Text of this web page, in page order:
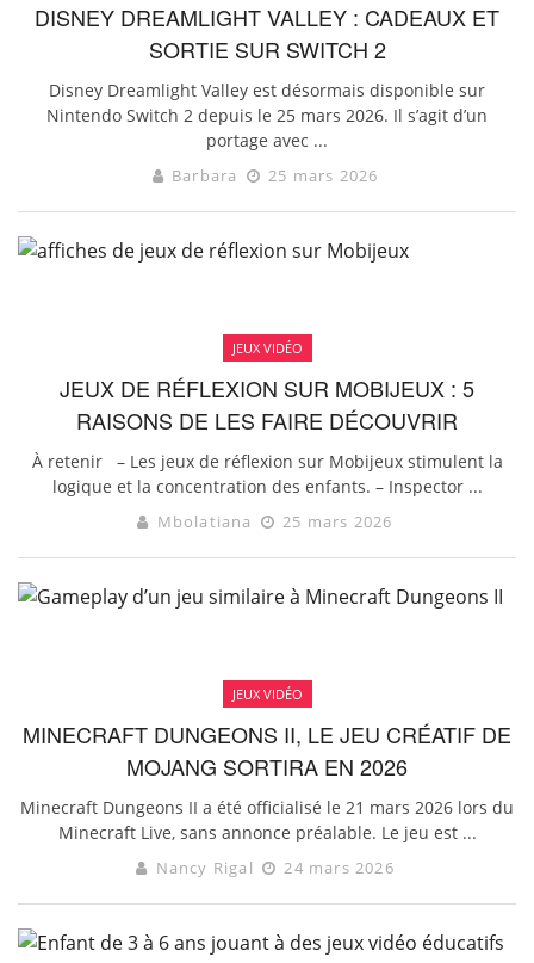
DISNEY DREAMLIGHT VALLEY : CADEAUX ET
SORTIE SUR SWITCH 2
Disney Dreamlight Valley est désormais disponible sur
Nintendo Switch 2 depuis le 25 mars 2026. Il s’agit d’un
portage avec ...
Barbara 25 mars 2026
JEUX VIDÉO
JEUX DE RÉFLEXION SUR MOBIJEUX : 5
RAISONS DE LES FAIRE DÉCOUVRIR
À retenir – Les jeux de réflexion sur Mobijeux stimulent la
logique et la concentration des enfants. – Inspector ...
Mbolatiana 25 mars 2026
JEUX VIDÉO
MINECRAFT DUNGEONS II, LE JEU CRÉATIF DE
MOJANG SORTIRA EN 2026
Minecraft Dungeons II a été officialisé le 21 mars 2026 lors du
Minecraft Live, sans annonce préalable. Le jeu est ...
Nancy Rigal 24 mars 2026